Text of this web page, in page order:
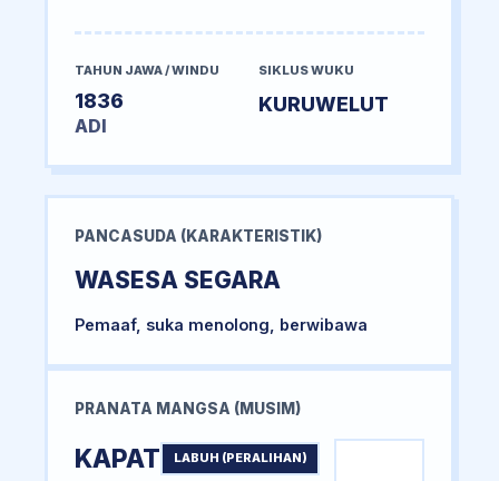
TAHUN JAWA / WINDU
1836
ADI
SIKLUS WUKU
KURUWELUT
PANCASUDA (KARAKTERISTIK)
WASESA SEGARA
Pemaaf, suka menolong, berwibawa
PRANATA MANGSA (MUSIM)
KAPAT LABUH (PERALIHAN)